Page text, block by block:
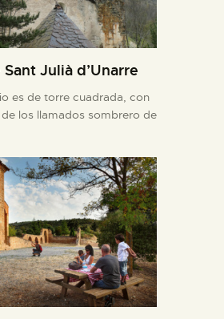
Julià d’Unarre
es de torre cuadrada, con
los llamados sombrero de